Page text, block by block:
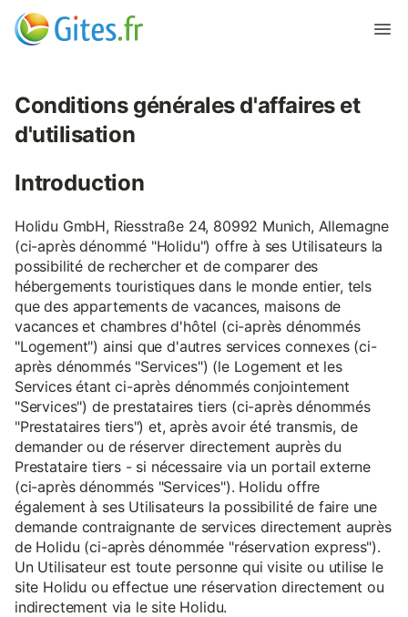
Conditions générales d'affaires et
d'utilisation
Introduction
Holidu GmbH, Riesstraße 24, 80992 Munich, Allemagne
(ci-après dénommé "Holidu") offre à ses Utilisateurs la
possibilité de rechercher et de comparer des
hébergements touristiques dans le monde entier, tels
que des appartements de vacances, maisons de
vacances et chambres d'hôtel (ci-après dénommés
"Logement") ainsi que d'autres services connexes (ci-
après dénommés "Services") (le Logement et les
Services étant ci-après dénommés conjointement
"Services") de prestataires tiers (ci-après dénommés
"Prestataires tiers") et, après avoir été transmis, de
demander ou de réserver directement auprès du
Prestataire tiers - si nécessaire via un portail externe
(ci-après dénommés "Services"). Holidu offre
également à ses Utilisateurs la possibilité de faire une
demande contraignante de services directement auprès
de Holidu (ci-après dénommée "réservation express").
Un Utilisateur est toute personne qui visite ou utilise le
site Holidu ou effectue une réservation directement ou
indirectement via le site Holidu.